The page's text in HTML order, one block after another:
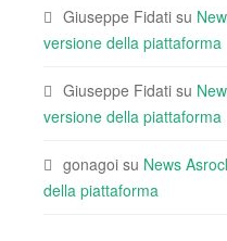
Giuseppe Fidati su
versione della piattaforma
Giuseppe Fidati su
versione della piattaforma
gonagoi su News
della piattaforma